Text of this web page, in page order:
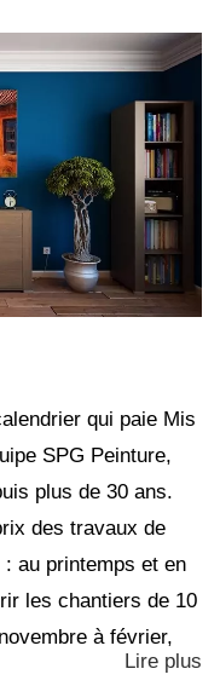
qui paie Mis
SPG Peinture,
plus de 30 ans.
des travaux de
au printemps et en
les chantiers de 10
à février,
Lire plus